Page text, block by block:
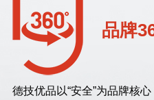
品牌
德技优品以“安全”为品牌核